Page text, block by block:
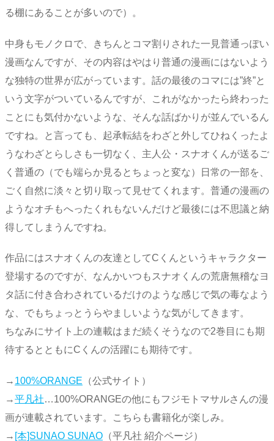
る棚にあることが多いので）。
中身もモノクロで、きちんとコマ割りされた一見普通っぽい
漫画なんですが、その内容はやはり普通の漫画にはないよう
な独特の世界が広がっています。話の最後のコマには”終”と
いう文字がついているんですが、これがなかったら終わった
ことにも気付かないような、そんな話ばかりが並んでいるん
ですね。と言っても、起承転結をわざと外してひねくったよ
うなわざとらしさも一切なく、主人公・スナオくんが送るご
く普通の（でも端らか見るとちょっと変な）日常の一部を、
ごく自然に淡々と切り取って見せてくれます。普通の漫画の
ようなオチもへったくれもないんだけど最後には不思議と納
得してしまうんですね。
作品にはスナオくんの友達としてCくんというキャラクター
登場するのですが、なんかいつもスナオくんの荒唐無稽なヨ
タ話に付き合わされているだけのような感じで気の毒なよう
な、でもちょっとうらやましいような気がしてきます。
ちなみにサイト上の連載はまだ続くそうなので2巻目にも期
待するとともにCくんの活躍にも期待です。
→ 100%ORANGE （公式サイト）
→平凡社…100%ORANGEの他にもフジモトマサルさんの漫
画が連載されています。こちらも書籍化が楽しみ。
→ [本]SUNAO SUNAO （平凡社 紹介ページ）